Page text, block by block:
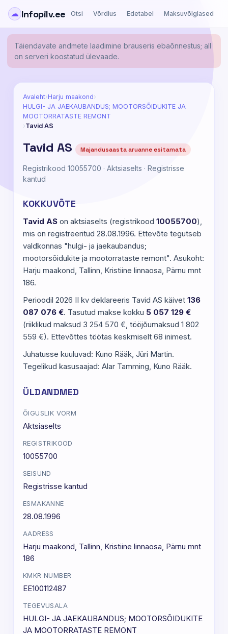
☁ Infopilv.ee Otsi Võrdlus Edetabel Maksuvõlglased
Täiendavate andmete laadimine brauseris ebaõnnestus; all
on serveri koostatud ülevaade.
Avaleht›Harju maakond›
HULGI- JA JAEKAUBANDUS; MOOTORSÕIDUKITE JA
MOOTORRATASTE REMONT
›Tavid AS
Tavid AS Majandusaasta aruanne esitamata
Registrikood 10055700 · Aktsiaselts · Registrisse
kantud
KOKKUVÕTE
Tavid AS on aktsiaselts (registrikood 10055700),
mis on registreeritud 28.08.1996. Ettevõte tegutseb
valdkonnas "hulgi- ja jaekaubandus;
mootorsõidukite ja mootorrataste remont". Asukoht:
Harju maakond, Tallinn, Kristiine linnaosa, Pärnu mnt
186.
Perioodil 2026 II kv deklareeris Tavid AS käivet 136
087 076 €. Tasutud makse kokku 5 057 129 €
(riiklikud maksud 3 254 570 €, tööjõumaksud 1 802
559 €). Ettevõttes töötas keskmiselt 68 inimest.
Juhatusse kuuluvad: Kuno Rääk, Jüri Martin.
Tegelikud kasusaajad: Alar Tamming, Kuno Rääk.
ÜLDANDMED
ÕIGUSLIK VORM
Aktsiaselts
REGISTRIKOOD
10055700
SEISUND
Registrisse kantud
ESMAKANNE
28.08.1996
AADRESS
Harju maakond, Tallinn, Kristiine linnaosa, Pärnu mnt
186
KMKR NUMBER
EE100112487
TEGEVUSALA
HULGI- JA JAEKAUBANDUS; MOOTORSÕIDUKITE
JA MOOTORRATASTE REMONT